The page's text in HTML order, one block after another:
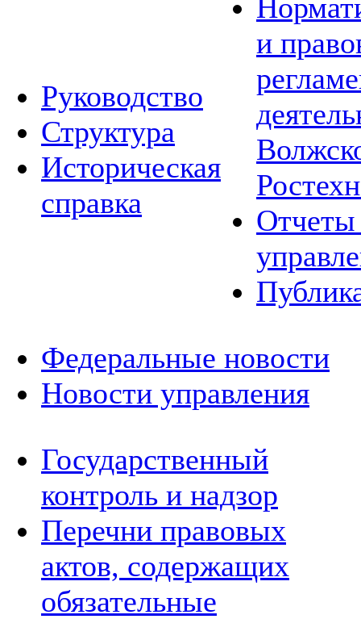
Руководство
Структура
Историческая
справка
и
Отчеты
Федеральные новости
Новости управления
Государственный
контроль и надзор
Перечни правовых
актов, содержащих
обязательные